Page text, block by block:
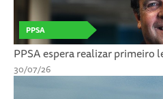
PPSA
PPSA espera realizar primeiro
30/07/26